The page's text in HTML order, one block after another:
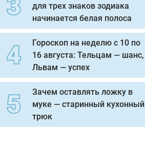
для трех знаков зодиака
начинается белая полоса
Гороскоп на неделю с 10 по
16 августа: Тельцам — шанс,
Львам — успех
Зачем оставлять ложку в
муке — старинный кухонный
трюк